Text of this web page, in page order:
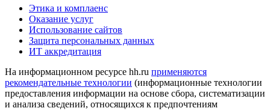
Этика и комплаенс
Оказание услуг
Использование сайтов
Защита персональных данных
ИТ аккредитация
На информационном ресурсе hh.ru применяются
рекомендательные технологии (информационные технологии
предоставления информации на основе сбора, систематизации
и анализа сведений, относящихся к предпочтениям